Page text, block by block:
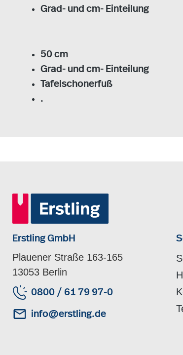
Grad- und cm- Einteilung
50 cm
Grad- und cm- Einteilung
Tafelschonerfuß
.
Erstling GmbH
Plauener Straße 163-165
13053 Berlin
0800 / 61 79 97-0
info@erstling.de